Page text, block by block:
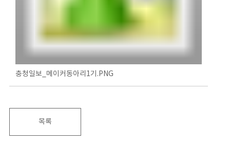
충청일보_메이커동아리1기.PNG
목록